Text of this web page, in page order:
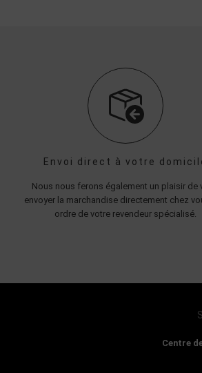
Envoi direct à votre
Nous nous ferons également un plaisir de
envoyer la marchandise directement chez
ordre de votre revendeur spécialisé.
Centre